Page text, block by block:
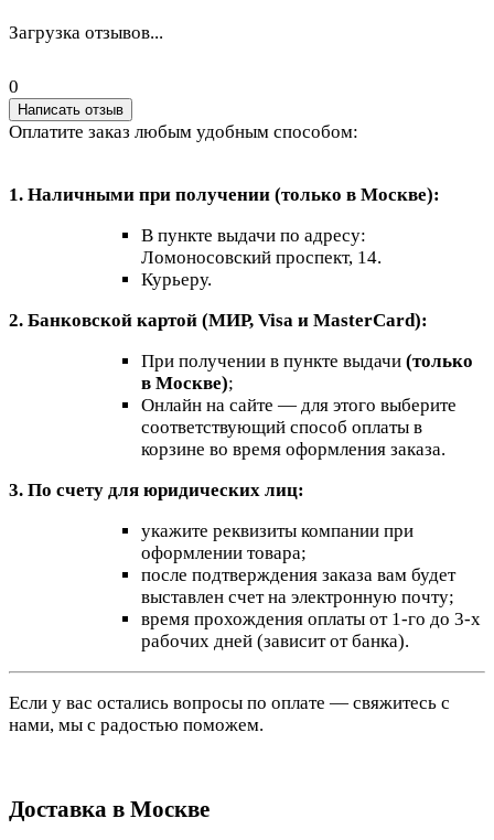
Загрузка отзывов...
0
Написать отзыв
Оплатите заказ любым удобным способом:
1. Наличными при получении (только в Москве):
В пункте выдачи по адресу:
Ломоносовский проспект, 14.
Курьеру.
2. Банковской картой (МИР, Visa и MasterCard):
При получении в пункте выдачи (только
в Москве);
Онлайн на сайте — для этого выберите
соответствующий способ оплаты в
корзине во время оформления заказа.
3. По счету для юридических лиц:
укажите реквизиты компании при
оформлении товара;
после подтверждения заказа вам будет
выставлен счет на электронную почту;
время прохождения оплаты от 1-го до 3-х
рабочих дней (зависит от банка).
Если у вас остались вопросы по оплате — свяжитесь с
нами, мы с радостью поможем.
Доставка в Москве